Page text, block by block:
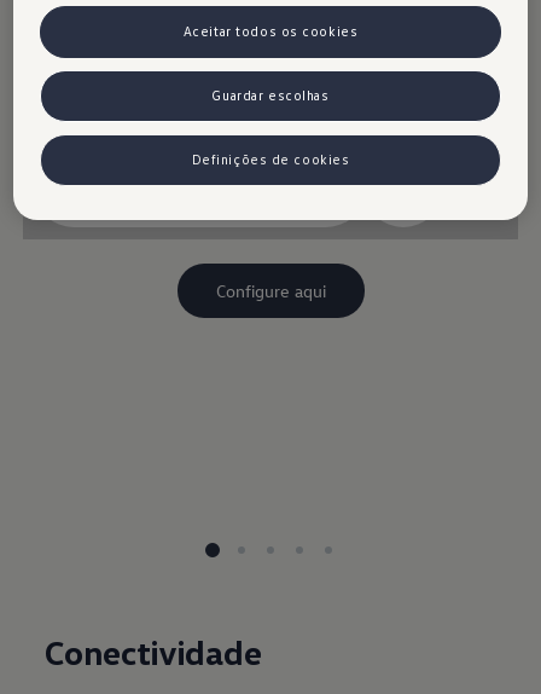
Conectividade
Aceitar todos os cookies
Guardar escolhas
Definições de cookies